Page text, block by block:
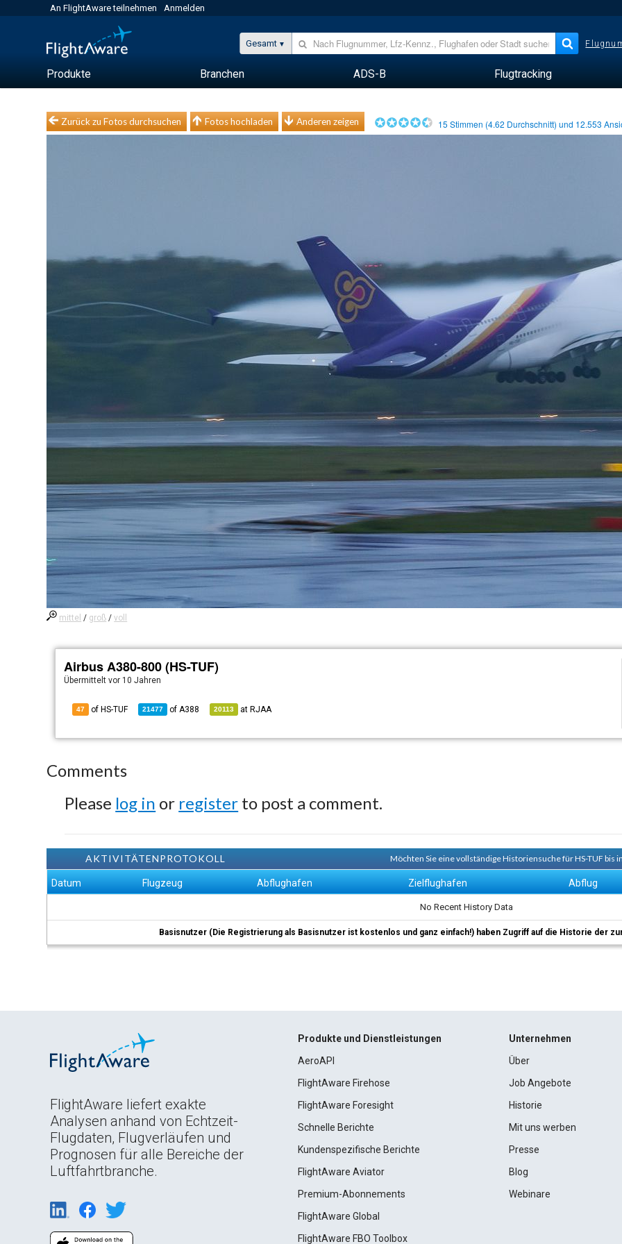
An FlightAware teilnehmen Anmelden
Gesamt
Produkte Branchen ADS-B Flugtracking
Zurück zu Fotos durchsuchen Fotos hochladen Anderen zeigen 15 Stimmen (4.62 Durchschnitt) und 12.553
mittel / groß /voll
Airbus A380-800 (HS-TUF)
Übermitteltvor 10 Jahren
47 of HS-TUF 21477 ofA388 20113 at RJAA
Comments
Please log in or register to post a comment.
AKTIVITÄTENPROTOKOLL Möchten Sie eine vollständige Historiensuche für HS-TUF bis
Datum Flugzeug Abflughafen Zielflughafen Abflug
No Recent History Data
Basisnutzer (Die Registrierung als Basisnutzer ist kostenlos und ganz einfach!) haben Zugriff auf die Historie der
FlightAware liefert exakte
Analysen anhand von Echtzeit-
Flugdaten, Flugverläufen und
Prognosen für alle Bereiche der
Luftfahrtbranche.
Produkte und Dienstleistungen
AeroAPI
FlightAware Firehose
FlightAware Foresight
Schnelle Berichte
Kundenspezifische Berichte
FlightAware Aviator
Premium-Abonnements
FlightAware Global
FlightAware FBO Toolbox
Unternehmen
Über
Job Angebote
Historie
Mit uns werben
Presse
Blog
Webinare